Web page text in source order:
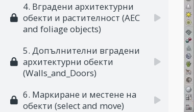
4. Вградени архитектурни
обекти и растителност (AEC
and foliage objects)
5. Допълнителни вградени
архитектурни обекти
(Walls_and_Doors)
6. Маркиране и местене на
обекти (select and move)